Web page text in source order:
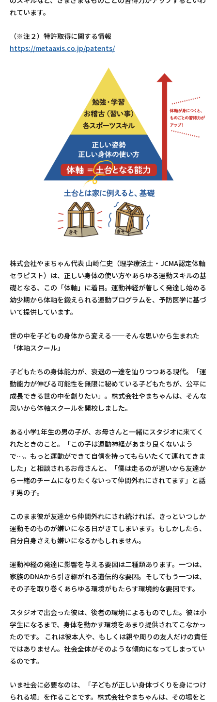
事業内容
フランチャイズ事業
体軸トレーナー養成
お知らせ
会社概要
れています。
（※注２）特許取得に関する情報
https://metaaxis.co.jp/patents/
株式会社やまちゃん代表 山崎仁史（理学療法士・JCMA認定体軸
セラピスト）は、正しい身体の使い方やあらゆる運動スキルの基
礎となる、この「体軸」に着目。運動神経が著しく発達し始める
幼少期から体軸を鍛えられる運動プログラムを、予防医学に基づ
いて提供しています。
世の中を子どもの身体から変える——そんな思いから生まれた
「体軸スクール」
子どもたちの身体能力が、衰退の一途を辿りつつある現代。「運
動能力が伸びる可能性を無限に秘めている子どもたちが、公平に
成長できる世の中を創りたい」。株式会社やまちゃんは、そんな
思いから体軸スクールを開校しました。
ある小学1年生の男の子が、お母さんと一緒にスタジオに来てく
れたときのこと。「この子は運動神経があまり良くないよう
で…。もっと運動ができて自信を持ってもらいたくて連れてきま
した」と相談されるお母さんと、「僕は走るのが遅いから友達か
ら一緒のチームになりたくないって仲間外れにされてます」と話
す男の子。
このまま彼が友達から仲間外れにされ続ければ、きっといつしか
運動そのものが嫌いになる日がきてしまいます。もしかしたら、
自分自身さえも嫌いになるかもしれません。
運動神経の発達に影響を与える要因は二種類あります。一つは、
家族のDNAから引き継がれる遺伝的な要因。そしてもう一つは、
その子を取り巻くあらゆる環境がもたらす環境的な要因です。
スタジオで出会った彼は、後者の環境によるものでした。彼は小
学生になるまで、身体を動かす環境をあまり提供されてこなかっ
たのです。 これは彼本人や、もしくは親や周りの友人だけの責任
ではありません。社会全体がそのような傾向になってしまってい
るのです。
いま社会に必要なのは、「子どもが正しい身体づくりを身につけ
られる場」を作ることです。株式会社やまちゃんは、その場をと